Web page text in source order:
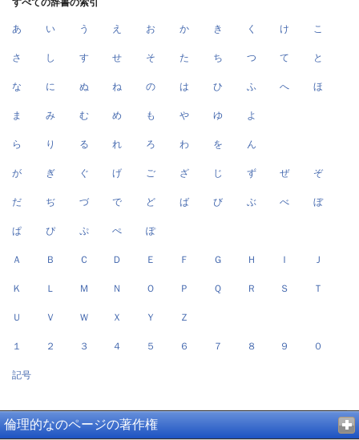
あ い う え お か き く け こ
さ し す せ そ た ち つ て と
な に ぬ ね の は ひ ふ へ ほ
ま み む め も や ゆ よ
ら り る れ ろ わ を ん
が ぎ ぐ げ ご ざ じ ず ぜ ぞ
だ ぢ づ で ど ば び ぶ べ ぼ
ぱ ぴ ぷ ぺ ぽ
Ａ Ｂ Ｃ Ｄ Ｅ Ｆ Ｇ Ｈ Ｉ Ｊ
Ｋ Ｌ Ｍ Ｎ Ｏ Ｐ Ｑ Ｒ Ｓ Ｔ
Ｕ Ｖ Ｗ Ｘ Ｙ Ｚ
１ ２ ３ ４ ５ ６ ７ ８ ９ ０
記号
倫理的なのページの著作権